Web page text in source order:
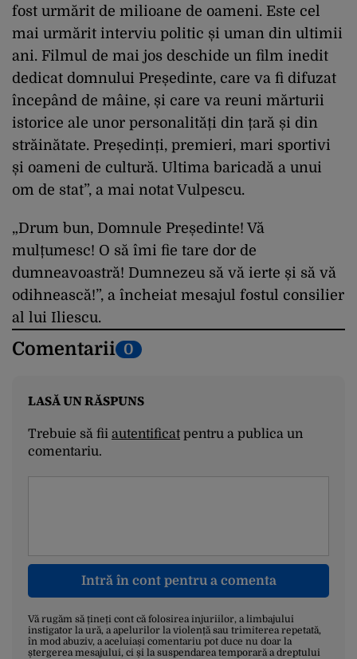
fost urmărit de milioane de oameni. Este cel
mai urmărit interviu politic și uman din ultimii
ani. Filmul de mai jos deschide un film inedit
dedicat domnului Președinte, care va fi difuzat
începând de mâine, și care va reuni mărturii
istorice ale unor personalități din țară și din
străinătate. Președinți, premieri, mari sportivi
și oameni de cultură. Ultima baricadă a unui
om de stat”, a mai notat Vulpescu.
„Drum bun, Domnule Președinte! Vă
mulțumesc! O să îmi fie tare dor de
dumneavoastră! Dumnezeu să vă ierte și să vă
odihnească!”, a încheiat mesajul fostul consilier
al lui Iliescu.
Comentarii 0
LASĂ UN RĂSPUNS
Trebuie să fii autentificatpentru a publica un
comentariu.
Intră în cont pentru a comenta
Vă rugăm să țineți cont că folosirea injuriilor, a limbajului
instigator la ură, a apelurilor la violență sau trimiterea repetată,
în mod abuziv, a aceluiași comentariu pot duce nu doar la
ștergerea mesajului, ci și la suspendarea temporară a dreptului